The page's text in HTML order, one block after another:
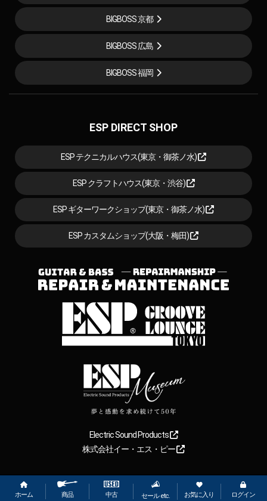
ホーム 商品 中古 セール etc. お気に入り ログイン
BIGBOSS 京都
BIGBOSS 広島
BIGBOSS 福岡
ESP DIRECT SHOP
ESP テクニカルハウス(東京・御茶ノ水)
ESP クラフトハウス(東京・渋谷)
ESP ギターワークショップ(東京・御茶ノ水)
ESP カスタムショップ(大阪・梅田)
Electric Sound Products
株式会社イー・エス・ピー
Copyright 2026【ESP直営】BIGBOSS オンラインマーケット(ギター＆
ベース). All rights reserved.